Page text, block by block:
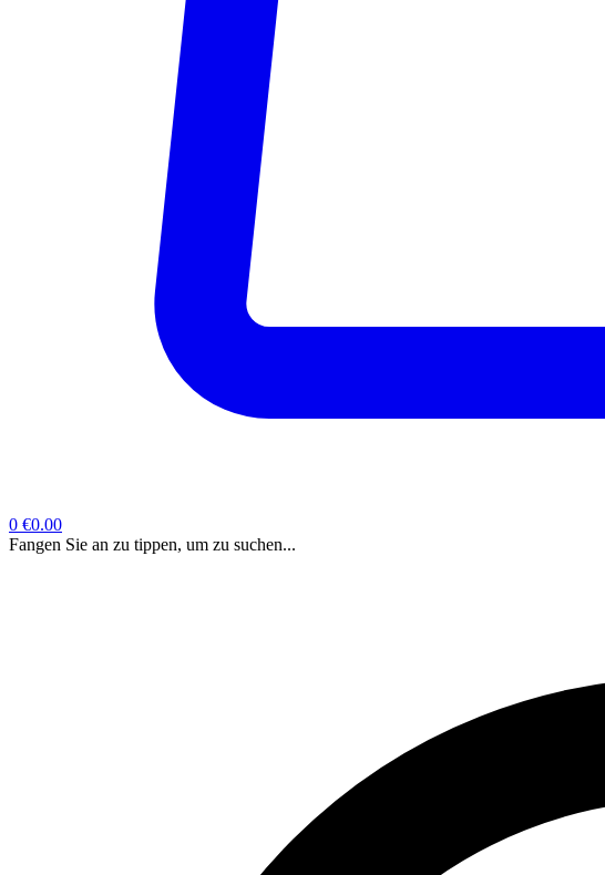
0 €0.00
Fangen Sie an zu tippen, um zu suchen...